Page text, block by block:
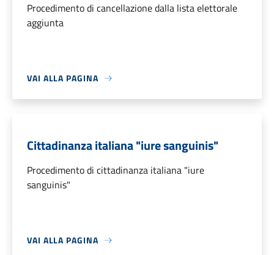
Procedimento di cancellazione dalla lista elettorale
aggiunta
VAI ALLA PAGINA
Cittadinanza italiana "iure sanguinis"
Procedimento di cittadinanza italiana "iure
sanguinis"
VAI ALLA PAGINA